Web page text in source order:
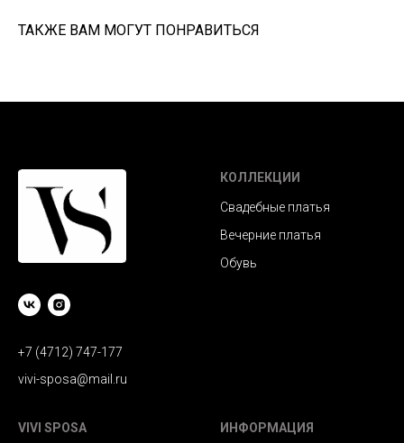
ТАКЖЕ ВАМ МОГУТ ПОНРАВИТЬСЯ
+7 (4712) 747-177
vivi-sposa@mail.ru
КОЛЛЕКЦИИ
Свадебные платья
Вечерние платья
Обувь
VIVI SPOSA ИНФОРМАЦИЯ